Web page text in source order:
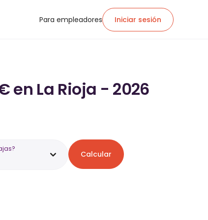
Para empleadores Iniciar sesión
en La Rioja - 2026
Calcular